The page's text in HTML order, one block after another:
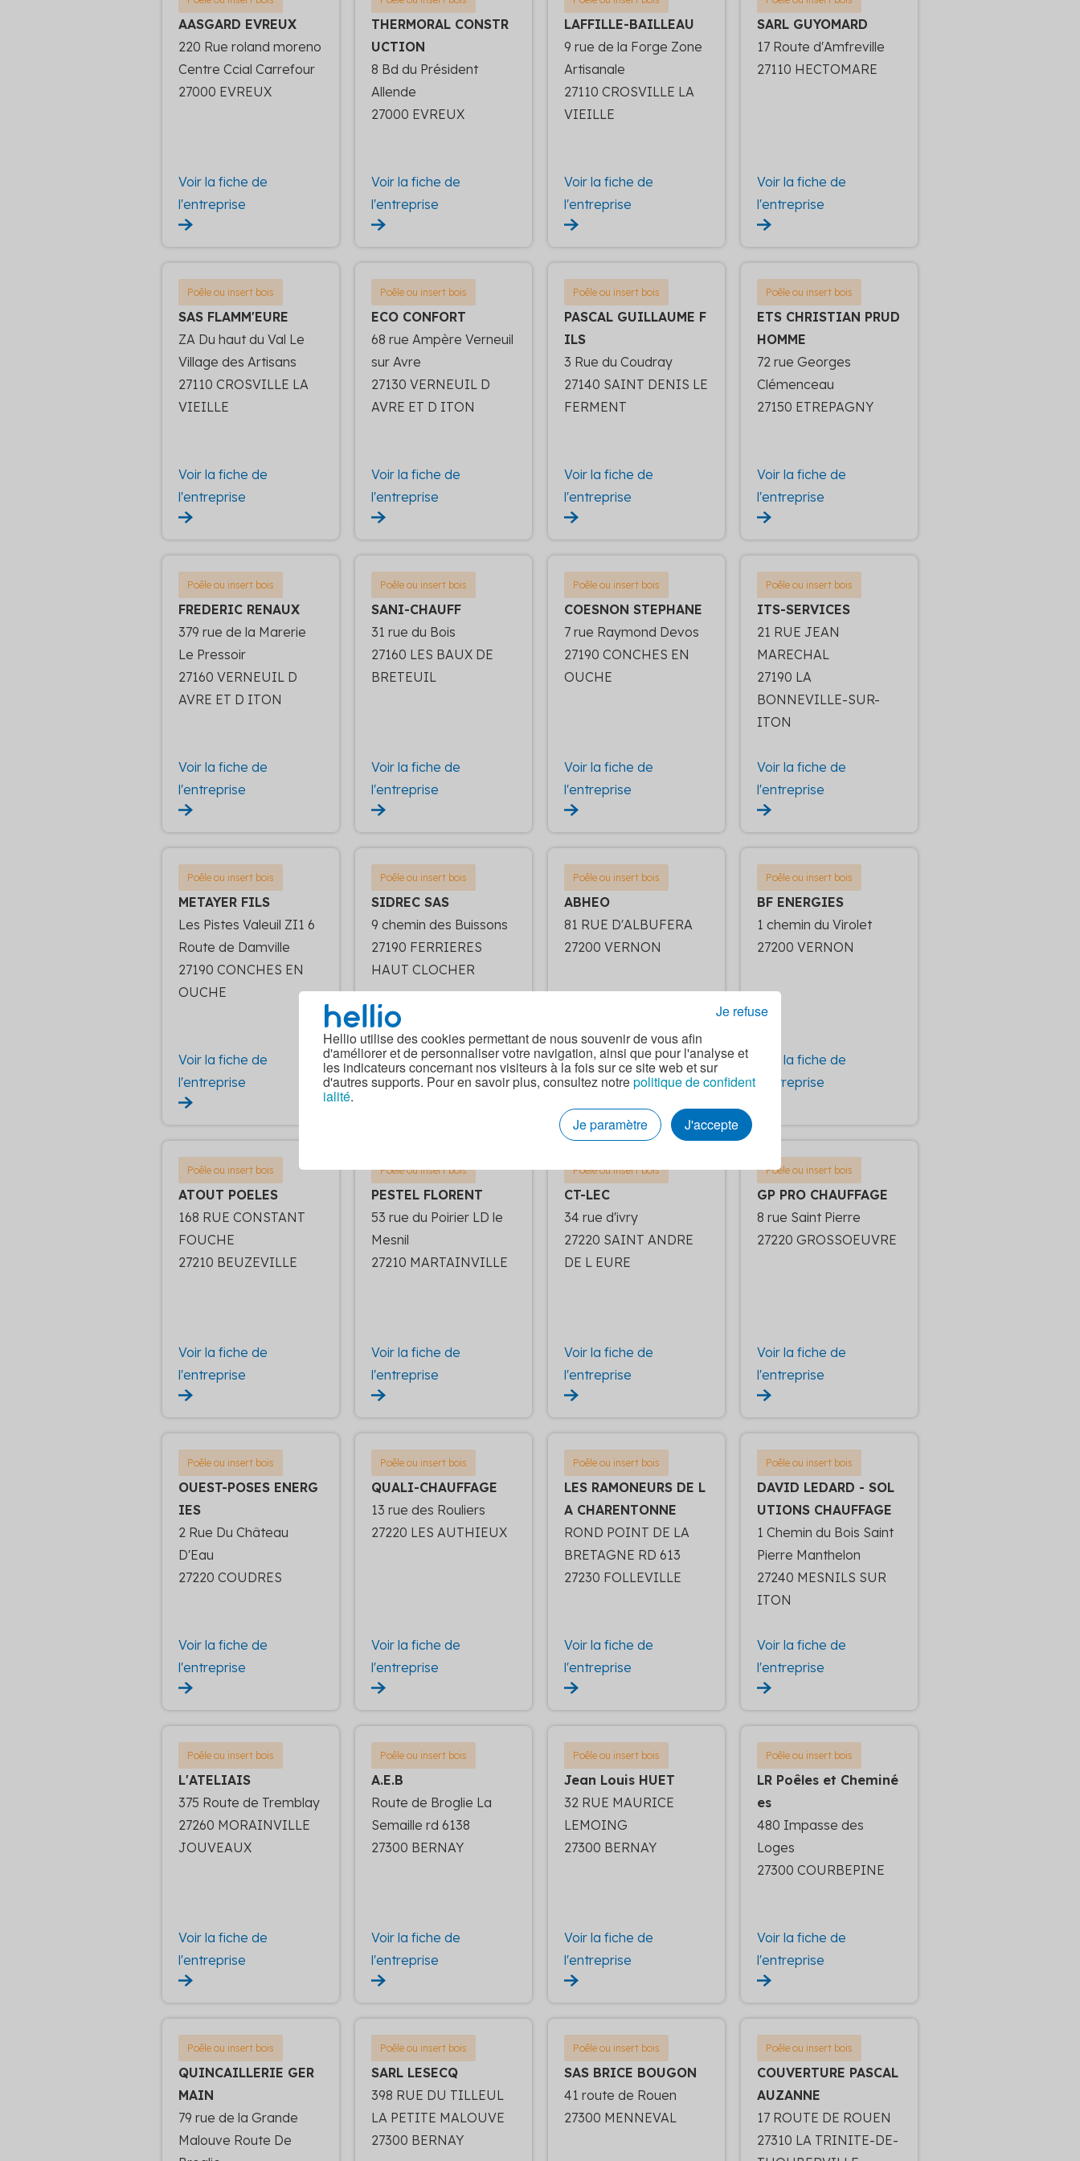
Hellio utilise des cookies permettant de nous souvenir de vous afin
d'améliorer et de personnaliser votre navigation, ainsi que pour l'analyse et
les indicateurs concernant nos visiteurs à la fois sur ce site web et sur
d'autres supports. Pour en savoir plus, consultez notrepolitique de confident
ialité.
Je paramètre
J'accepte
Je refuse
AASGARD EVREUX
220 Rue roland moreno
Centre Ccial Carrefour
27000 EVREUX
Voir la fiche de
l'entreprise
THERMORAL CONSTR
UCTION
8 Bd du Président
Allende
27000 EVREUX
Voir la fiche de
l'entreprise
LAFFILLE-BAILLEAU
9 rue de la Forge Zone
Artisanale
27110 CROSVILLE LA
VIEILLE
Voir la fiche de
l'entreprise
SARL GUYOMARD
17 Route d'Amfreville
27110 HECTOMARE
Voir la fiche de
l'entreprise
Poêle ou insert bois
SAS FLAMM'EURE
ZA Du haut du Val Le
Village des Artisans
27110 CROSVILLE LA
VIEILLE
Voir la fiche de
l'entreprise
Poêle ou insert bois
ECO CONFORT
68 rue Ampère Verneuil
sur Avre
27130 VERNEUIL D
AVRE ET D ITON
Voir la fiche de
l'entreprise
Poêle ou insert bois
PASCAL GUILLAUME F
ILS
3 Rue du Coudray
27140 SAINT DENIS LE
FERMENT
Voir la fiche de
l'entreprise
Poêle ou insert bois
ETS CHRISTIAN PRUD
HOMME
72 rue Georges
Clémenceau
27150 ETREPAGNY
Voir la fiche de
l'entreprise
Poêle ou insert bois
FREDERIC RENAUX
379 rue de la Marerie
Le Pressoir
27160 VERNEUIL D
AVRE ET D ITON
Voir la fiche de
l'entreprise
Poêle ou insert bois
SANI-CHAUFF
31 rue du Bois
27160 LES BAUX DE
BRETEUIL
Voir la fiche de
l'entreprise
Poêle ou insert bois
COESNON STEPHANE
7 rue Raymond Devos
27190 CONCHES EN
OUCHE
Voir la fiche de
l'entreprise
Poêle ou insert bois
ITS-SERVICES
21 RUE JEAN
MARECHAL
27190 LA
BONNEVILLE-SUR-
ITON
Voir la fiche de
l'entreprise
Poêle ou insert bois
METAYER FILS
Les Pistes Valeuil ZI1 6
Route de Damville
27190 CONCHES EN
OUCHE
Voir la fiche de
l'entreprise
Poêle ou insert bois
SIDREC SAS
9 chemin des Buissons
27190 FERRIERES
HAUT CLOCHER
Voir la fiche de
l'entreprise
Poêle ou insert bois
ABHEO
81 RUE D'ALBUFERA
27200 VERNON
Voir la fiche de
l'entreprise
Poêle ou insert bois
BF ENERGIES
1 chemin du Virolet
27200 VERNON
Voir la fiche de
l'entreprise
Poêle ou insert bois
ATOUT POELES
168 RUE CONSTANT
FOUCHE
27210 BEUZEVILLE
Voir la fiche de
l'entreprise
Poêle ou insert bois
PESTEL FLORENT
53 rue du Poirier LD le
Mesnil
27210 MARTAINVILLE
Voir la fiche de
l'entreprise
Poêle ou insert bois
CT-LEC
34 rue d'ivry
27220 SAINT ANDRE
DE L EURE
Voir la fiche de
l'entreprise
Poêle ou insert bois
GP PRO CHAUFFAGE
8 rue Saint Pierre
27220 GROSSOEUVRE
Voir la fiche de
l'entreprise
Poêle ou insert bois
OUEST-POSES ENERG
IES
2 Rue Du Château
D'Eau
27220 COUDRES
Voir la fiche de
l'entreprise
Poêle ou insert bois
QUALI-CHAUFFAGE
13 rue des Rouliers
27220 LES AUTHIEUX
Voir la fiche de
l'entreprise
Poêle ou insert bois
LES RAMONEURS DE L
A CHARENTONNE
ROND POINT DE LA
BRETAGNE RD 613
27230 FOLLEVILLE
Voir la fiche de
l'entreprise
Poêle ou insert bois
DAVID LEDARD - SOL
UTIONS CHAUFFAGE
1 Chemin du Bois Saint
Pierre Manthelon
27240 MESNILS SUR
ITON
Voir la fiche de
l'entreprise
Poêle ou insert bois
L'ATELIAIS
375 Route de Tremblay
27260 MORAINVILLE
JOUVEAUX
Voir la fiche de
l'entreprise
Poêle ou insert bois
A.E.B
Route de Broglie La
Semaille rd 6138
27300 BERNAY
Voir la fiche de
l'entreprise
Poêle ou insert bois
Jean Louis HUET
32 RUE MAURICE
LEMOING
27300 BERNAY
Voir la fiche de
l'entreprise
Poêle ou insert bois
LR Poêles et Cheminé
es
480 Impasse des
Loges
27300 COURBEPINE
Voir la fiche de
l'entreprise
Poêle ou insert bois
QUINCAILLERIE GER
MAIN
79 rue de la Grande
Malouve Route De
Poêle ou insert bois
SARL LESECQ
398 RUE DU TILLEUL
LA PETITE MALOUVE
27300 BERNAY
Poêle ou insert bois
SAS BRICE BOUGON
41 route de Rouen
27300 MENNEVAL
Poêle ou insert bois
COUVERTURE PASCAL
AUZANNE
17 ROUTE DE ROUEN
27310 LA TRINITE-DE-